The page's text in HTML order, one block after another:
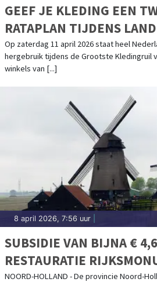
GEEF JE KLEDING EEN
RATAPLAN TIJDENS
KLEDINGRUILACTIE
Op zaterdag 11 april 2026 staat heel
hergebruik tijdens de Grootste Kledingruil
winkels van [...]
8 april 2026, 7:56 uur
SUBSIDIE VAN BIJNA €
RESTAURATIE
NOORD-HOLLAND - De provincie Noord-